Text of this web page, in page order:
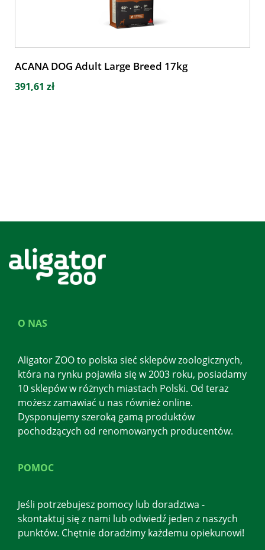
ACANA DOG Adult Large Breed 17kg
391,61 zł
O NAS
Aligator ZOO to polska sieć sklepów zoologicznych,
która na rynku pojawiła się w 2003 roku, posiadamy
10 sklepów w różnych miastach Polski. Od teraz
możesz zamawiać u nas również online.
Dysponujemy szeroką gamą produktów
pochodzących od renomowanych producentów.
POMOC
Jeśli potrzebujesz pomocy lub doradztwa -
skontaktuj się z nami lub odwiedź jeden z naszych
punktów. Chętnie doradzimy każdemu opiekunowi!